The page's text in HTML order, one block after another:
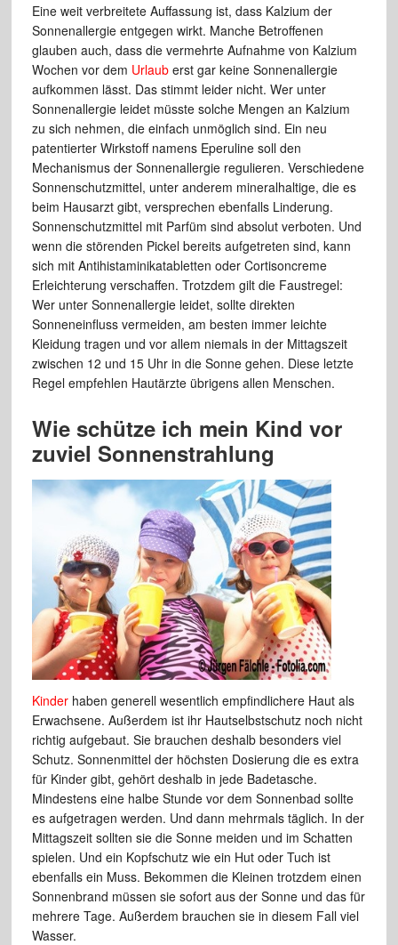
Eine weit verbreitete Auffassung ist, dass Kalzium der
Sonnenallergie entgegen wirkt. Manche Betroffenen
glauben auch, dass die vermehrte Aufnahme von Kalzium
Wochen vor dem Urlauberst gar keine Sonnenallergie
aufkommen lässt. Das stimmt leider nicht. Wer unter
Sonnenallergie leidet müsste solche Mengen an Kalzium
zu sich nehmen, die einfach unmöglich sind. Ein neu
patentierter Wirkstoff namens Eperuline soll den
Mechanismus der Sonnenallergie regulieren. Verschiedene
Sonnenschutzmittel, unter anderem mineralhaltige, die es
beim Hausarzt gibt, versprechen ebenfalls Linderung.
Sonnenschutzmittel mit Parfüm sind absolut verboten. Und
wenn die störenden Pickel bereits aufgetreten sind, kann
sich mit Antihistaminikatabletten oder Cortisoncreme
Erleichterung verschaffen. Trotzdem gilt die Faustregel:
Wer unter Sonnenallergie leidet, sollte direkten
Sonneneinfluss vermeiden, am besten immer leichte
Kleidung tragen und vor allem niemals in der Mittagszeit
zwischen 12 und 15 Uhr in die Sonne gehen. Diese letzte
Regel empfehlen Hautärzte übrigens allen Menschen.
Wie schütze ich mein Kind vor
zuviel Sonnenstrahlung
Kinderhaben generell wesentlich empfindlichere Haut als
Erwachsene. Außerdem ist ihr Hautselbstschutz noch nicht
richtig aufgebaut. Sie brauchen deshalb besonders viel
Schutz. Sonnenmittel der höchsten Dosierung die es extra
für Kinder gibt, gehört deshalb in jede Badetasche.
Mindestens eine halbe Stunde vor dem Sonnenbad sollte
es aufgetragen werden. Und dann mehrmals täglich. In der
Mittagszeit sollten sie die Sonne meiden und im Schatten
spielen. Und ein Kopfschutz wie ein Hut oder Tuch ist
ebenfalls ein Muss. Bekommen die Kleinen trotzdem einen
Sonnenbrand müssen sie sofort aus der Sonne und das für
mehrere Tage. Außerdem brauchen sie in diesem Fall viel
Wasser.